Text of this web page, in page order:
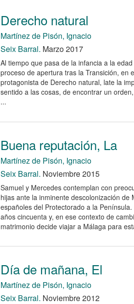
Derecho natural
Martínez de Pisón, Ignacio
Seix Barral. Marzo 2017
Al tiempo que pasa de la infancia a la
proceso de apertura tras la Transición, en
protagonista de Derecho natural, late la
sentido a las cosas, de encontrar un
...
Buena reputación, La
Martínez de Pisón, Ignacio
Seix Barral. Noviembre 2015
Samuel y Mercedes contemplan con
hijas ante la inminente descolonización de
españoles del Protectorado a la
años cincuenta y, en ese contexto de
matrimonio decide viajar a Málaga para
Día de mañana, El
Martínez de Pisón, Ignacio
Seix Barral. Noviembre 2012